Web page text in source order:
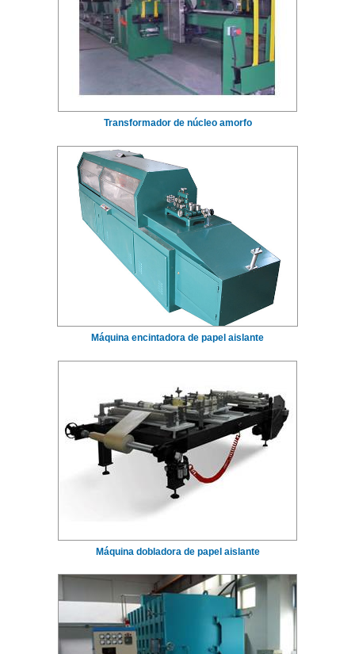
Transformador de núcleo amorfo
Máquina encintadora de papel aislante
Máquina dobladora de papel aislante